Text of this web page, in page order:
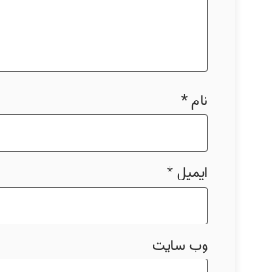
نام*
ایمیل*
وب‌ سایت